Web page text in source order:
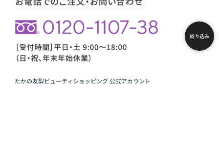
絞り込み
たかの友梨ビューティショッピング 公式アカウント